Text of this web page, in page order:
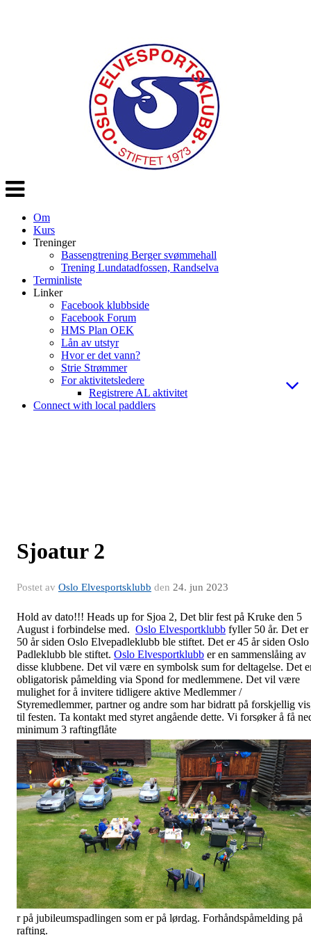
Veksle
navigasjon
Om
Kurs
Treninger
Bassengtrening Berger svømmehall
Trening Lundatadfossen, Randselva
Terminliste
Linker
Facebook klubbside
Facebook Forum
HMS Plan OEK
Lån av utstyr
Hvor er det vann?
Strie Strømmer
For aktivitetsledere
Registrere AL aktivitet
Connect with local paddlers
Sjoatur 2
Postet av Oslo Elvesportsklubb den 24. jun 2023
Hold av dato!!! Heads up for Sjoa 2, Det blir fest på Kruke den 5
August i forbindelse med. Oslo Elvesportklubb fyller 50 år. Det er
50 år siden Oslo Elvepadleklubb ble stiftet. Det er 45 år siden Oslo
Padleklubb ble stiftet. Oslo Elvesportklubb er en sammenslåing av
disse klubbene. Det vil være en symbolsk sum for deltagelse. Det
obligatorisk påmelding via Spond for medlemmene. Det vil være
mulighet for å invitere tidligere aktive Medlemmer /
Styremedlemmer, partner og andre som har bidratt på forskjellig
til festen. Ta kontakt med styret angående dette. Vi forsøker å få
minimum 3 raftingflåte
r på jubileumspadlingen som er på lørdag. Forhåndspåmelding på
rafting.